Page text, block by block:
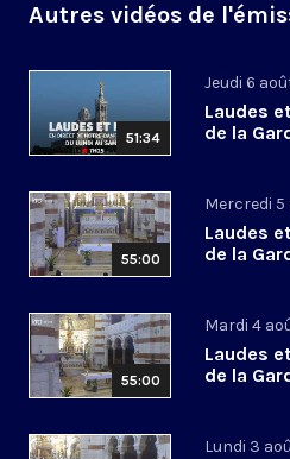
Autres vidéos de
51:34
Jeudi 6
Laudes
de la
55:00
Mercredi
Laudes
de la
55:00
Mardi 4
Laudes
de la
Lundi 3